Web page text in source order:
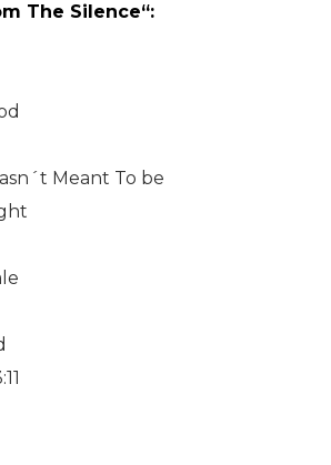
The Silence“:
Meant To be